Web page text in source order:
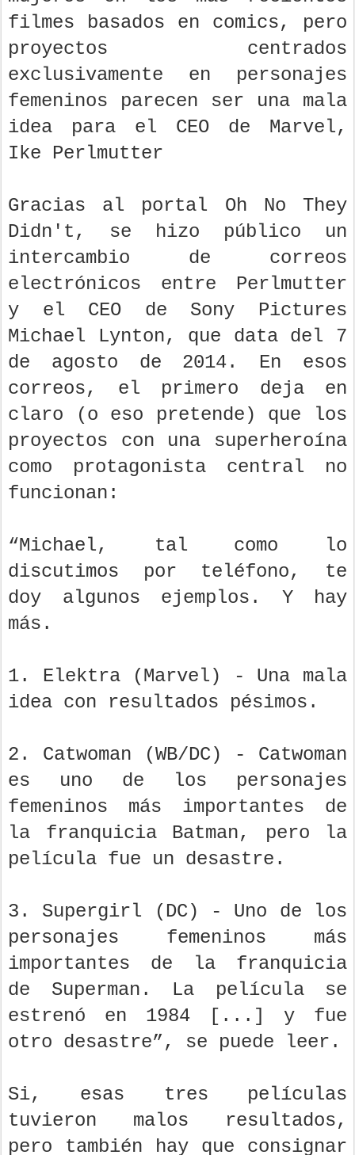
filmes basados en comics, pero
proyectos centrados
exclusivamente en personajes
femeninos parecen ser una mala
idea para el CEO de Marvel,
Ike Perlmutter
Gracias al portal Oh No They
Didn't, se hizo público un
intercambio de correos
electrónicos entre Perlmutter
y el CEO de Sony Pictures
Michael Lynton, que data del 7
de agosto de 2014. En esos
correos, el primero deja en
claro (o eso pretende) que los
proyectos con una superheroína
como protagonista central no
funcionan:
“Michael, tal como lo
discutimos por teléfono, te
doy algunos ejemplos. Y hay
más.
1. Elektra (Marvel) - Una mala
idea con resultados pésimos.
2. Catwoman (WB/DC) - Catwoman
es uno de los personajes
femeninos más importantes de
la franquicia Batman, pero la
película fue un desastre.
3. Supergirl (DC) - Uno de los
personajes femeninos más
importantes de la franquicia
de Superman. La película se
estrenó en 1984 [...] y fue
otro desastre”, se puede leer.
Si, esas tres películas
tuvieron malos resultados,
pero también hay que consignar